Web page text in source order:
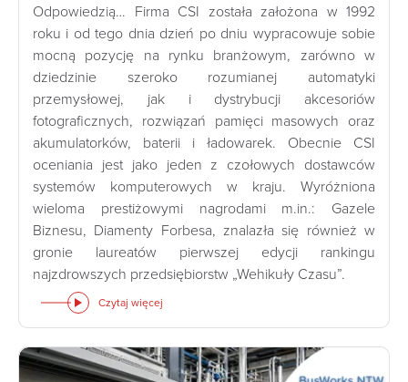
Odpowiedzią… Firma CSI została założona w 1992
roku i od tego dnia dzień po dniu wypracowuje sobie
mocną pozycję na rynku branżowym, zarówno w
dziedzinie szeroko rozumianej automatyki
przemysłowej, jak i dystrybucji akcesoriów
fotograficznych, rozwiązań pamięci masowych oraz
akumulatorków, baterii i ładowarek. Obecnie CSI
oceniania jest jako jeden z czołowych dostawców
systemów komputerowych w kraju. Wyróżniona
wieloma prestiżowymi nagrodami m.in.: Gazele
Biznesu, Diamenty Forbesa, znalazła się również w
gronie laureatów pierwszej edycji rankingu
najzdrowszych przedsiębiorstw „Wehikuły Czasu”.
Czytaj więcej